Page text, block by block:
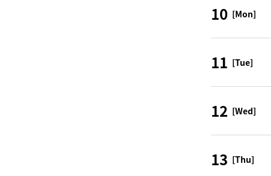
10 [Mon]
11 [Tue]
12 [Wed]
13 [Thu]